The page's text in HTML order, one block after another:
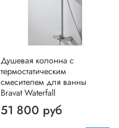
Душевая колонна с
термостатическим
смесителем для ванны
Bravat Waterfall
51 800 руб